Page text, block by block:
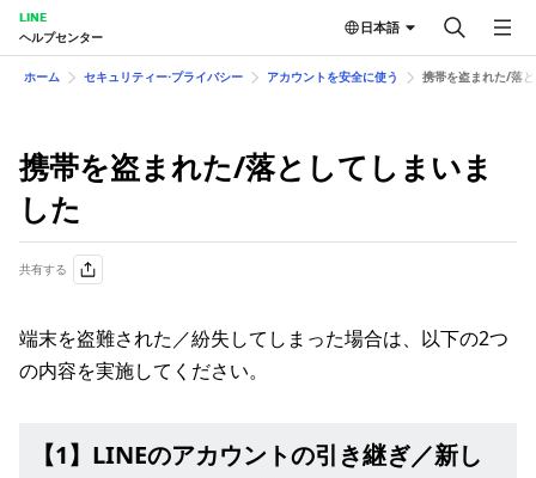
LINE
ヘルプセンター
日本語
ホーム セキュリティー⋅プライバシー アカウントを安全に使う 携帯を盗まれた/落
携帯を盗まれた/落としてしまいま
した
共有する
端末を盗難された／紛失してしまった場合は、以下の2つ
の内容を実施してください。
【1】LINEのアカウントの引き継ぎ／新し